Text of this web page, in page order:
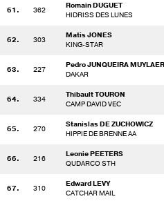
61. 362
Romain DUGUET
HIDRISS DES LUNES
62. 303
Matis JONES
KING-STAR
63. 227
Pedro JUNQUEIRA
DAKAR
64. 334
Thibault TOURON
CAMP DAVID VEC
65. 270
Stanislas DE ZUCHOWICZ
HIPPIE DE BRENNE AA
66. 216
Leonie PEETERS
QUDARCO STH
67. 310
Edward LEVY
CATCHAR MAIL